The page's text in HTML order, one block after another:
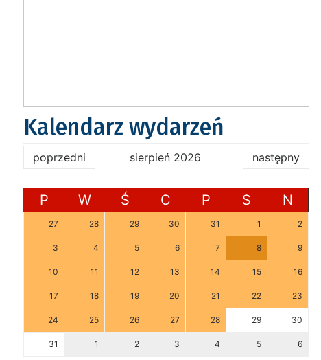
Kalendarz wydarzeń
poprzedni sierpień 2026 następny
P W Ś C P S N
27 28 29 30 31 1 2
3 4 5 6 7 8 9
10 11 12 13 14 15 16
17 18 19 20 21 22 23
24 25 26 27 28 29 30
31 1 2 3 4 5 6